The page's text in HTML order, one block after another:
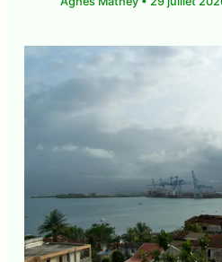
DCF*. Société. Les
et Créatives moteurs
de régulation sociale